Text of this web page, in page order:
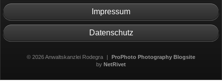
Impressum
Datenschutz
© 2026 Anwaltskanzlei Rodegra |
ProPhoto Photography Blogsite
by NetRivet